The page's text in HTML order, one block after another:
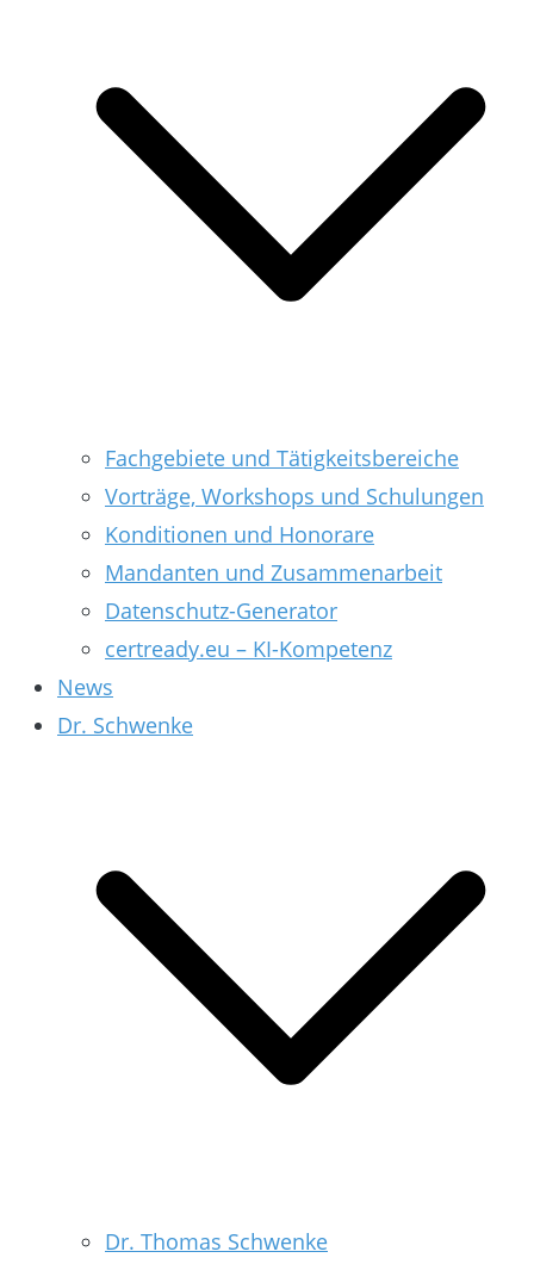
Fachgebiete und Tätigkeitsbereiche
Vorträge, Workshops und Schulungen
Konditionen und Honorare
Mandanten und Zusammenarbeit
Datenschutz-Generator
certready.eu – KI-Kompetenz
News
Dr. Schwenke
Dr. Thomas Schwenke